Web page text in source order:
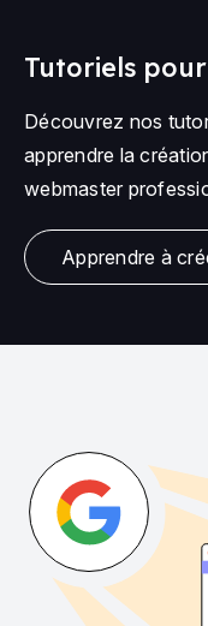
Tutoriels
Découvrez nos
apprendre la
webmaster
Apprendre à